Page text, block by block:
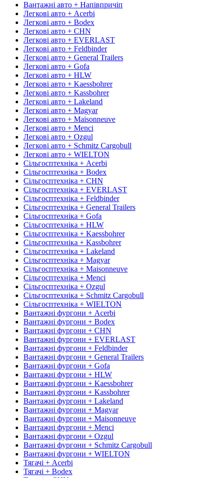
Вантажні авто + Напівпричіп
Легкові авто + Acerbi
Легкові авто + Bodex
Легкові авто + CHN
Легкові авто + EVERLAST
Легкові авто + Feldbinder
Легкові авто + General Trailers
Легкові авто + Gofa
Легкові авто + HLW
Легкові авто + Kaessbohrer
Легкові авто + Kassbohrer
Легкові авто + Lakeland
Легкові авто + Magyar
Легкові авто + Maisonneuve
Легкові авто + Menci
Легкові авто + Ozgul
Легкові авто + Schmitz Cargobull
Легкові авто + WIELTON
Сільгосптехніка + Acerbi
Сільгосптехніка + Bodex
Сільгосптехніка + CHN
Сільгосптехніка + EVERLAST
Сільгосптехніка + Feldbinder
Сільгосптехніка + General Trailers
Сільгосптехніка + Gofa
Сільгосптехніка + HLW
Сільгосптехніка + Kaessbohrer
Сільгосптехніка + Kassbohrer
Сільгосптехніка + Lakeland
Сільгосптехніка + Magyar
Сільгосптехніка + Maisonneuve
Сільгосптехніка + Menci
Сільгосптехніка + Ozgul
Сільгосптехніка + Schmitz Cargobull
Сільгосптехніка + WIELTON
Вантажні фургони + Acerbi
Вантажні фургони + Bodex
Вантажні фургони + CHN
Вантажні фургони + EVERLAST
Вантажні фургони + Feldbinder
Вантажні фургони + General Trailers
Вантажні фургони + Gofa
Вантажні фургони + HLW
Вантажні фургони + Kaessbohrer
Вантажні фургони + Kassbohrer
Вантажні фургони + Lakeland
Вантажні фургони + Magyar
Вантажні фургони + Maisonneuve
Вантажні фургони + Menci
Вантажні фургони + Ozgul
Вантажні фургони + Schmitz Cargobull
Вантажні фургони + WIELTON
Тягачі + Acerbi
Тягачі + Bodex